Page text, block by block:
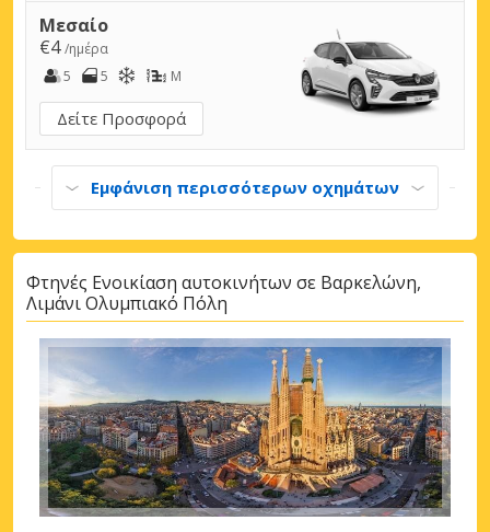
Μεσαίο
€4/ημέρα
5
5 M
Δείτε Προσφορά
Εμφάνιση περισσότερων οχημάτων
Φτηνές Ενοικίαση αυτοκινήτων σε Βαρκελώνη,
Λιμάνι Ολυμπιακό Πόλη